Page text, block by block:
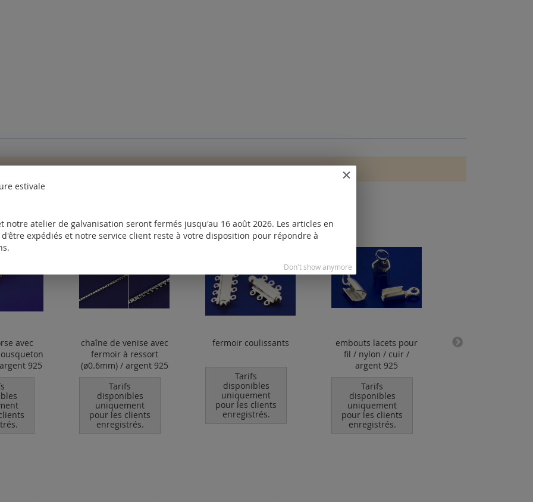
questions. Veuillezvous connecteroucréer un compte
commandé les produits suivants
avec
925
chaîne de venise avec
fermoir à ressort
(ø0.6mm) / argent 925
Tarifs
disponibles
uniquement
pour les clients
enregistrés.
fermoir coulissants
Tarifs
disponibles
uniquement
pour les clients
enregistrés.
embouts lacets pour
fil / nylon / cuir /
argent 925
Tarifs
disponibles
uniquement
pour les clients
enregistrés.
estivale
notre atelier de galvanisation seront fermés jusqu'au 16 août 2026. Les articles en
expédiés et notre service client reste à votre disposition pour répondre à
Don't show anymore